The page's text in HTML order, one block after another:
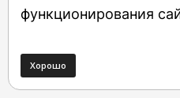
Минусы
функционирования